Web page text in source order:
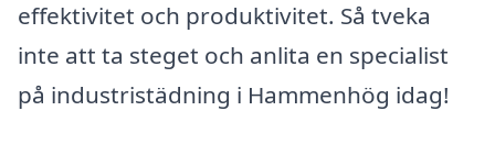
effektivitet och produktivitet. Så tveka
inte att ta steget och anlita en specialist
på industristädning i Hammenhög idag!